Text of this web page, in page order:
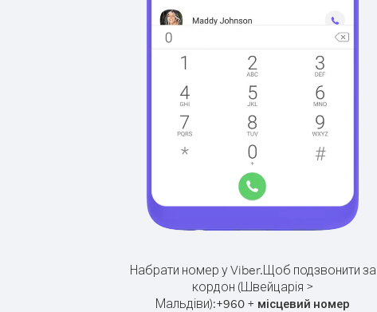
Набрати номер у Viber.Щоб подзвонити за
кордон (Швейцарія >
Мальдіви):+960 + місцевий номер